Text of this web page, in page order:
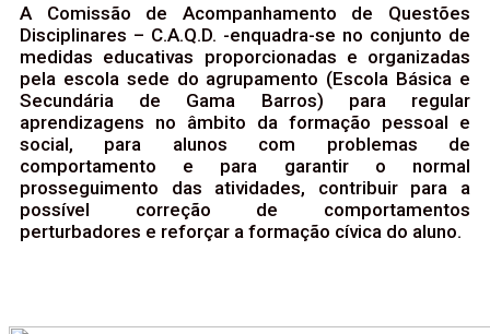
A Comissão de Acompanhamento de Questões
Disciplinares – C.A.Q.D. -enquadra-se no conjunto de
medidas educativas proporcionadas e organizadas
pela escola sede do agrupamento (Escola Básica e
Secundária de Gama Barros) para regular
aprendizagens no âmbito da formação pessoal e
social, para alunos com problemas de
comportamento e para garantir o normal
prosseguimento das atividades, contribuir para a
possível correção de comportamentos
perturbadores e reforçar a formação cívica do aluno.